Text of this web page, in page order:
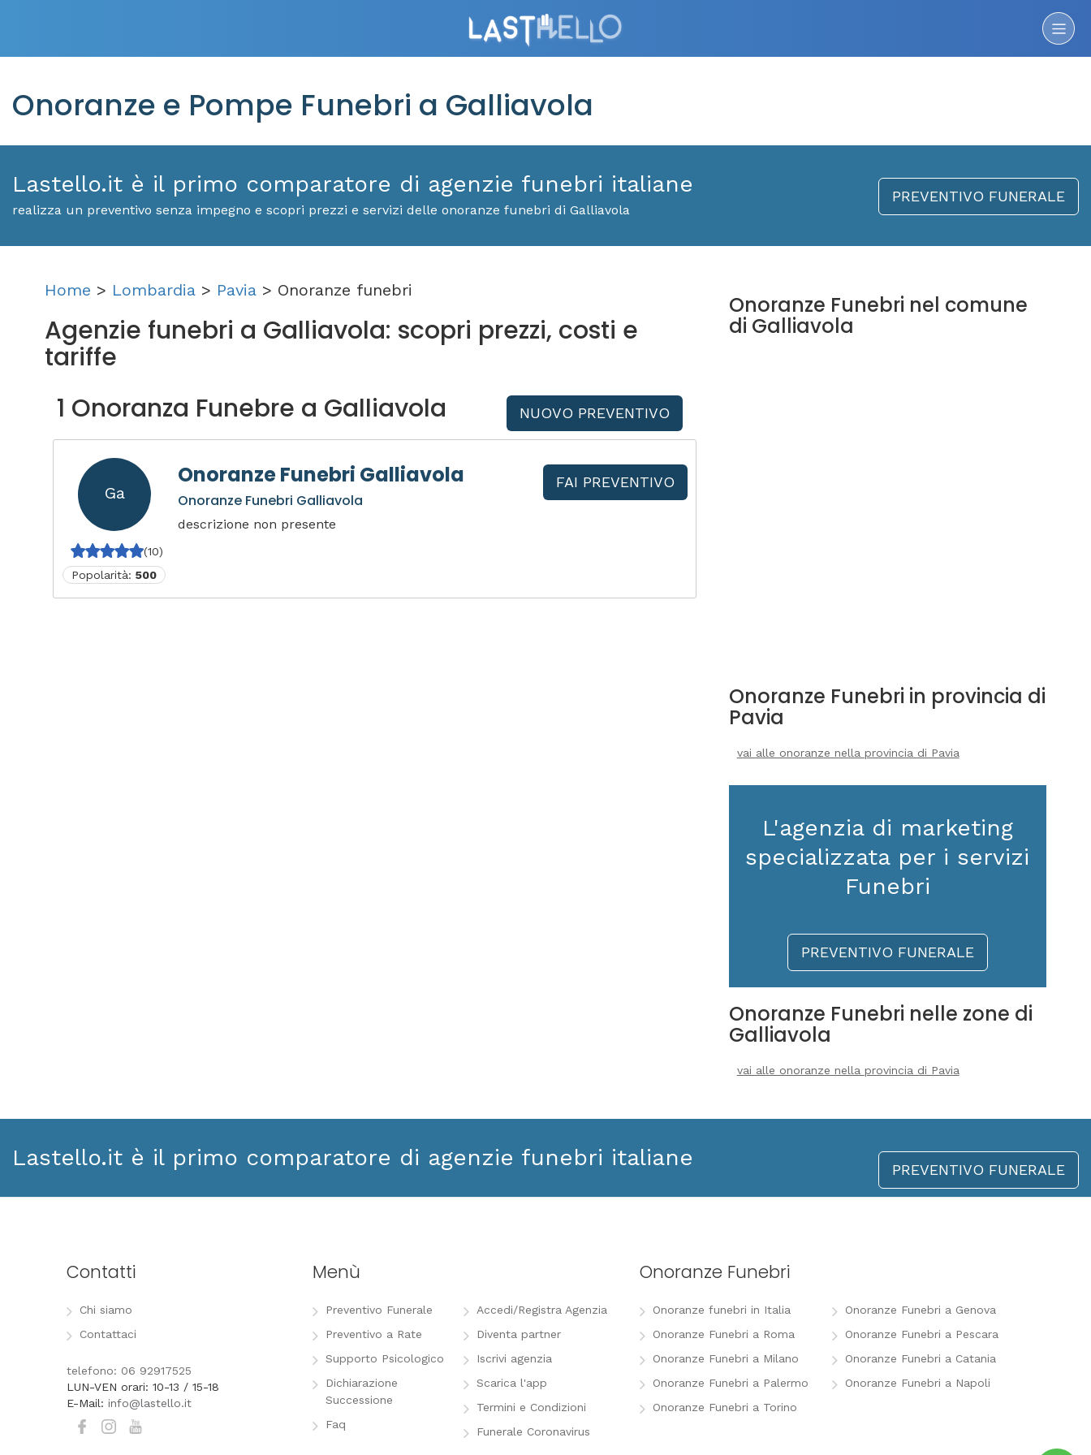
Onoranze e Pompe Funebri a Galliavola
Lastello.it è il primo comparatore di agenzie funebri italiane
realizza un preventivo senza impegno e scopri prezzi e servizi delle onoranze funebri di Galliavola
PREVENTIVO FUNERALE
Home > Lombardia > Pavia > Onoranze funebri
Agenzie funebri a Galliavola: scopri prezzi, costi e
tariffe
1 Onoranza Funebre a Galliavola
NUOVO PREVENTIVO
Ga
(10)
Popolarità: 500
Onoranze Funebri Galliavola
Onoranze Funebri Galliavola
descrizione non presente
FAI PREVENTIVO
Onoranze Funebri nel comune
di Galliavola
Onoranze Funebri in provincia di
Pavia
vai alle onoranze nella provincia di Pavia
L'agenzia di marketing
specializzata per i servizi
Funebri
PREVENTIVO FUNERALE
Onoranze Funebri nelle zone di
Galliavola
vai alle onoranze nella provincia di Pavia
Lastello.it è il primo comparatore di agenzie funebri italiane PREVENTIVO FUNERALE
Contatti
Chi siamo
Contattaci
telefono: 06 92917525
LUN-VEN orari: 10-13 / 15-18
E-Mail: info@lastello.it
Menù
Preventivo Funerale
Preventivo a Rate
Supporto Psicologico
Dichiarazione
Successione
Faq
Accedi/Registra Agenzia
Diventa partner
Iscrivi agenzia
Scarica l'app
Termini e Condizioni
Funerale Coronavirus
Onoranze Funebri
Onoranze funebri in Italia
Onoranze Funebri a Roma
Onoranze Funebri a Milano
Onoranze Funebri a Palermo
Onoranze Funebri a Torino
Onoranze Funebri a Genova
Onoranze Funebri a Pescara
Onoranze Funebri a Catania
Onoranze Funebri a Napoli